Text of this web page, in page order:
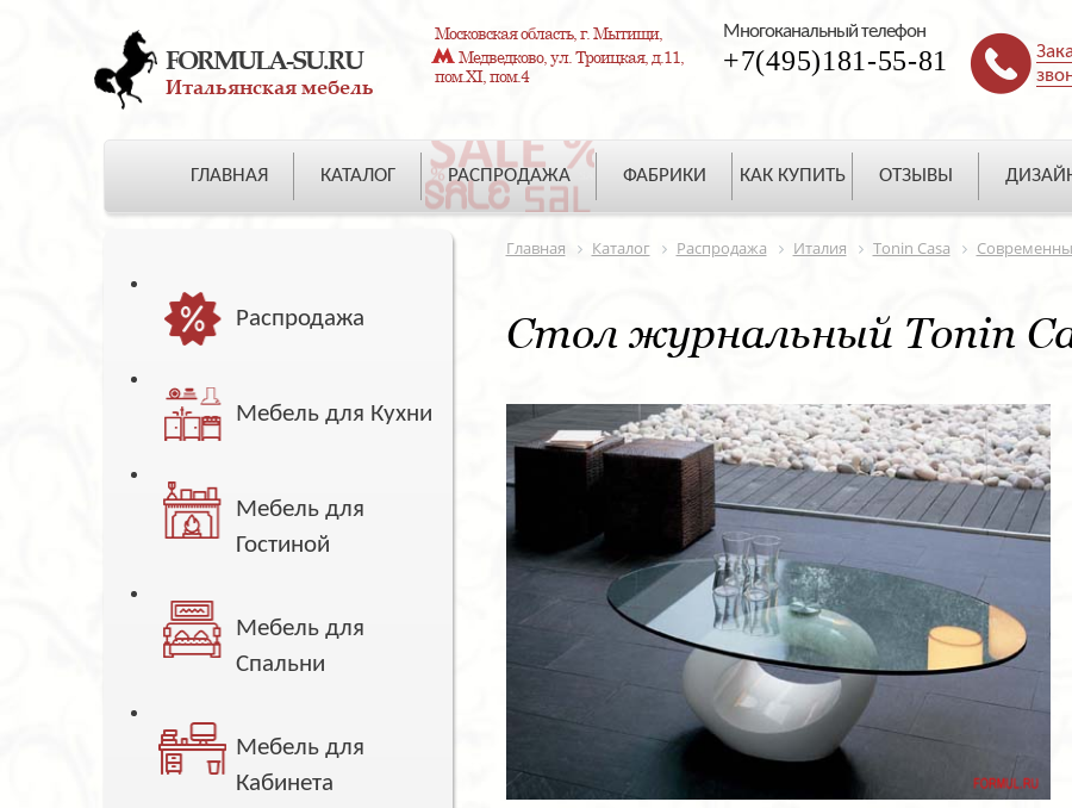
FORMULA-SU.RU
Итальянская мебель
Московская область, г. Мытищи,
Медведково, ул. Троицкая, д.11,
пом.XI, пом.4
Многоканальный телефон
+7(495)181-55-81
ГЛАВНАЯ КАТАЛОГ РАСПРОДАЖА ФАБРИКИ КАК КУПИТЬ ОТЗЫВЫ
Распродажа
Мебель для Кухни
Мебель для
Гостиной
Мебель для
Спальни
Мебель для
Кабинета
Главная Каталог Распродажа Италия Tonin Casa
Стол журнальный Tonin